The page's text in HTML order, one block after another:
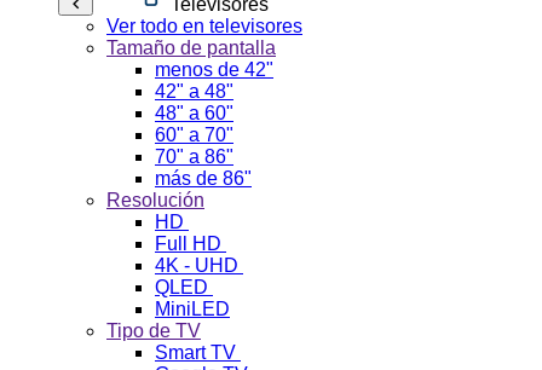
Ver todo en televisores
Tamaño de pantalla
menos de 42"
42" a 48"
48" a 60"
60" a 70"
70" a 86"
más de 86"
Resolución
HD
Full HD
4K - UHD
QLED
MiniLED
Tipo de TV
Smart TV